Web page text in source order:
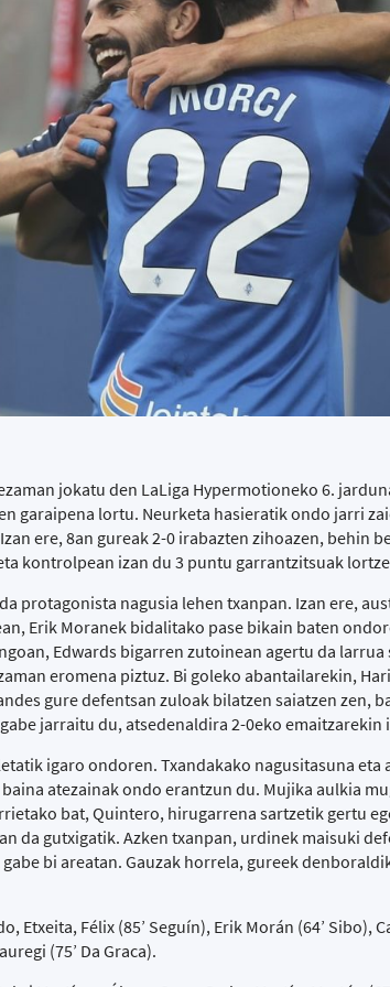
jokatu den LaLiga Hypermotioneko 6.
garaipena lortu. Neurketa hasieratik ondo jarri
ere, 8an gureak 2-0 irabazten zihoazen, behin
kontrolpean izan du 3 puntu garrantzitsuak
protagonista nagusia lehen txanpan. Izan ere,
Erik Moranek bidalitako pase bikain baten
Edwards bigarren zutoinean agertu da larrua
eromena piztuz. Bi goleko abantailarekin,
gure defentsan zuloak bilatzen saiatzen zen,
jarraitu du, atsedenaldira 2-0eko emaitzarekin
igaro ondoren. Txandakako nagusitasuna eta
atezainak ondo erantzun du. Mujika aulkia
bat, Quintero, hirugarrena sartzetik gertu
da gutxigatik. Azken txanpan, urdinek maisuki
bi areatan. Gauzak horrela, gureek
Etxeita, Félix (85’ Seguín), Erik Morán (64’ Sibo),
(75’ Da Graca).